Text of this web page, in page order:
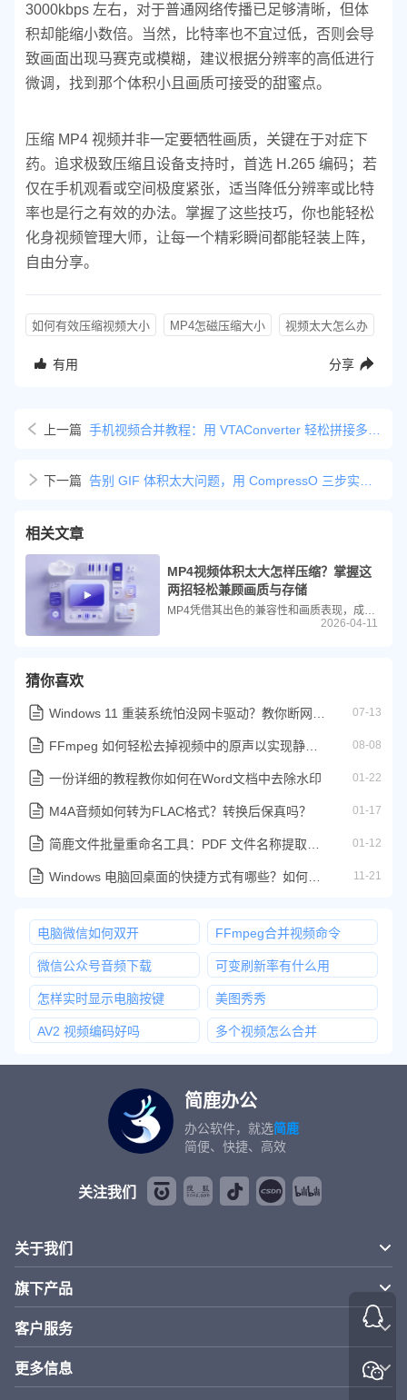
3000kbps 左右，对于普通网络传播已足够清晰，但体
积却能缩小数倍。当然，比特率也不宜过低，否则会导
致画面出现马赛克或模糊，建议根据分辨率的高低进行
微调，找到那个体积小且画质可接受的甜蜜点。
压缩 MP4 视频并非一定要牺牲画质，关键在于对症下
药。追求极致压缩且设备支持时，首选 H.265 编码；若
仅在手机观看或空间极度紧张，适当降低分辨率或比特
率也是行之有效的办法。掌握了这些技巧，你也能轻松
化身视频管理大师，让每一个精彩瞬间都能轻装上阵，
自由分享。
如何有效压缩视频大小 MP4怎磁压缩大小 视频太大怎么办
有用 分享
上一篇 手机视频合并教程：用 VTAConverter 轻松拼接多个视频
下一篇 告别 GIF 体积太大问题，用 CompressO 三步实现无损级瘦身
相关文章
MP4视频体积太大怎样压缩？掌握这
两招轻松兼顾画质与存储
MP4凭借其出色的兼容性和画质表现，成为了我们记录生活、分享工作的首选格式。然而，高清晰度往往伴随着庞大的文件体积，动辄几个G的视频不仅占用宝贵的存储空间，更让微信传输、网盘上传变得举步维艰。面对“文件过大”的烦恼，我们该如何在保留画质的前提下为视频压缩？
2026-04-11
猜你喜欢
Windows 11 重装系统怕没网卡驱动？教你断网也能完美保留驱动 07-13
FFmpeg 如何轻松去掉视频中的原声以实现静音播放视频 08-08
一份详细的教程教你如何在Word文档中去除水印 01-22
M4A音频如何转为FLAC格式？转换后保真吗？ 01-17
简鹿文件批量重命名工具：PDF 文件名称提取到 Excel 教程 01-12
Windows 电脑回桌面的快捷方式有哪些？如何使用？ 11-21
电脑微信如何双开 FFmpeg合并视频命令
微信公众号音频下载 可变刷新率有什么用
怎样实时显示电脑按键 美图秀秀
AV2 视频编码好吗 多个视频怎么合并
简鹿办公
办公软件，就选简鹿
简便、快捷、高效
关注我们
关于我们
旗下产品
客户服务
更多信息